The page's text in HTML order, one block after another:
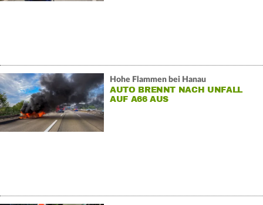
Hohe Flammen bei Hanau
AUTO BRENNT NACH UNFALL
AUF A66 AUS